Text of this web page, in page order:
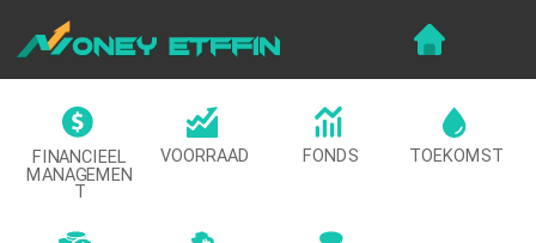
FINANCIEEL
MANAGEMEN
T
VOORRAAD FONDS TOEKOMST